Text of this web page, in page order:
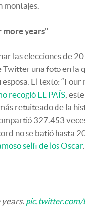
montajes.
years"
las elecciones de
Twitter una foto en la
El texto:
recogió EL PAÍS ,
retuiteado de la
327.453
no se batió hasta
selfi de los Oscar.
years. pic.twitter.com/